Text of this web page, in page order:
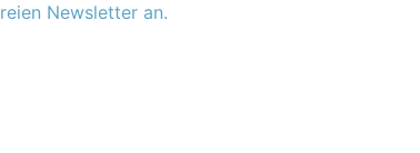
Newsletter an.